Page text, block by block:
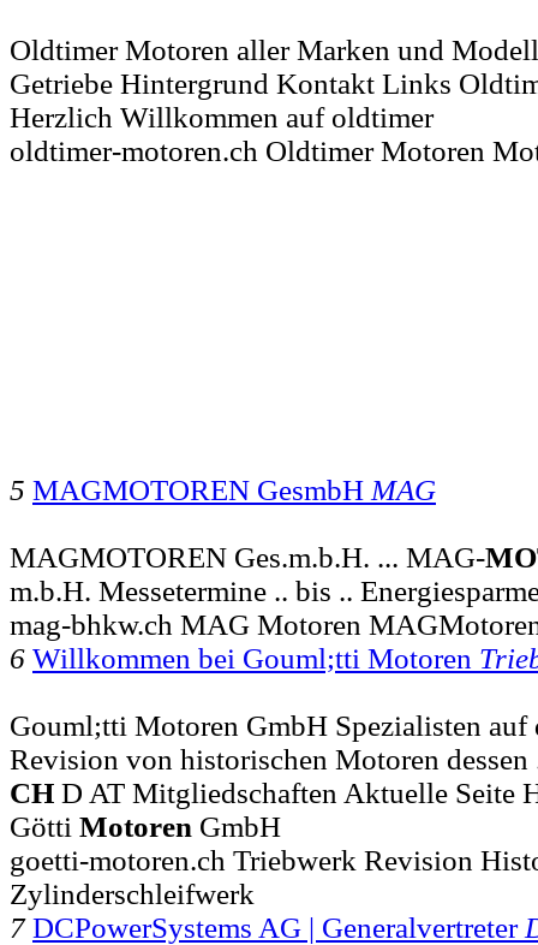
Oldtimer Motoren aller Marken und
Getriebe Hintergrund Kontakt Links
Herzlich Willkommen auf oldtimer
oldtimer-motoren.ch Oldtimer Motoren
5 MAGMOTOREN GesmbH MAG
MAGMOTOREN Ges.m.b.H. ... MAG-
m.b.H. Messetermine .. bis ..
mag-bhkw.ch MAG Motoren
6 Willkommen bei Gouml;tti Motoren
Gouml;tti Motoren GmbH Spezialisten auf
Revision von historischen Motoren dessen
CH D AT Mitgliedschaften Aktuelle Seite
Götti Motoren GmbH
goetti-motoren.ch Triebwerk Revision
Zylinderschleifwerk
7 DCPowerSystems AG | Generalvertreter